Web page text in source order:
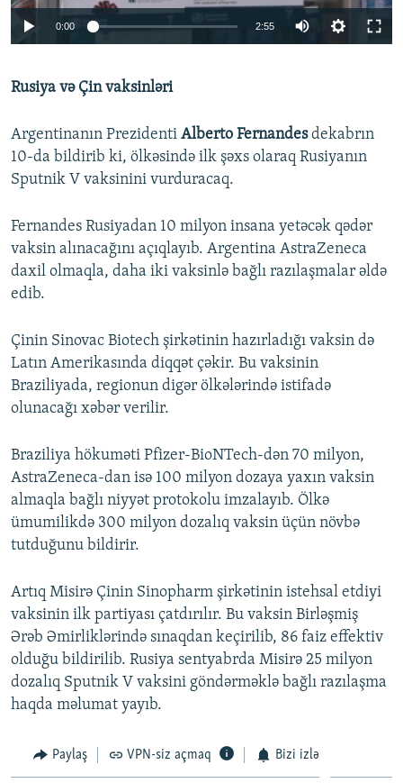
720p 1080p
0:00 2:55
Rusiya və Çin vaksinləri
Argentinanın Prezidenti Alberto Fernandesdekabrın
10-da bildirib ki, ölkəsində ilk şəxs olaraq Rusiyanın
Sputnik V vaksinini vurduracaq.
Fernandes Rusiyadan 10 milyon insana yetəcək qədər
vaksin alınacağını açıqlayıb. Argentina AstraZeneca
daxil olmaqla, daha iki vaksinlə bağlı razılaşmalar əldə
edib.
Çinin Sinovac Biotech şirkətinin hazırladığı vaksin də
Latın Amerikasında diqqət çəkir. Bu vaksinin
Braziliyada, regionun digər ölkələrində istifadə
olunacağı xəbər verilir.
Braziliya hökuməti Pfizer-BioNTech-dən 70 milyon,
AstraZeneca-dan isə 100 milyon dozaya yaxın vaksin
almaqla bağlı niyyət protokolu imzalayıb. Ölkə
ümumilikdə 300 milyon dozalıq vaksin üçün növbə
tutduğunu bildirir.
Artıq Misirə Çinin Sinopharm şirkətinin istehsal etdiyi
vaksinin ilk partiyası çatdırılır. Bu vaksin Birləşmiş
Ərəb Əmirliklərində sınaqdan keçirilib, 86 faiz effektiv
olduğu bildirilib. Rusiya sentyabrda Misirə 25 milyon
dozalıq Sputnik V vaksini göndərməklə bağlı razılaşma
haqda məlumat yayıb.
Paylaş VPN-siz açmaq Bizi izlə